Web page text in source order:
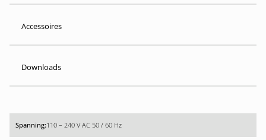
Accessoires
Downloads
110 – 240 V AC 50 / 60 Hz